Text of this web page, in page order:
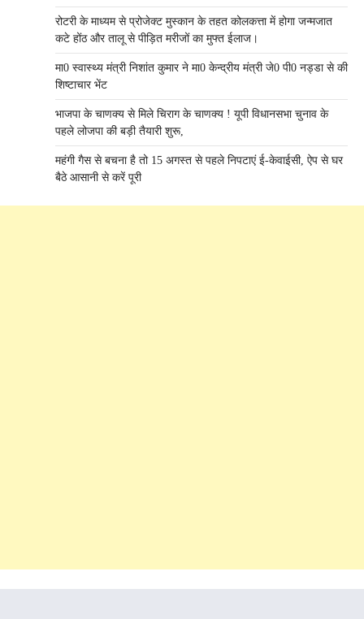
रोटरी के माध्यम से प्रोजेक्ट मुस्कान के तहत कोलकत्ता में होगा जन्मजात
कटे होंठ और तालू से पीड़ित मरीजों का मुफ्त ईलाज।
मा0 स्वास्थ्य मंत्री निशांत कुमार ने मा0 केन्द्रीय मंत्री जे0 पी0 नड्डा से की
शिष्टाचार भेंट
भाजपा के चाणक्य से मिले चिराग के चाणक्य ! यूपी विधानसभा चुनाव के
पहले लोजपा की बड़ी तैयारी शुरू,
महंगी गैस से बचना है तो 15 अगस्त से पहले निपटाएं ई-केवाईसी, ऐप से घर
बैठे आसानी से करें पूरी